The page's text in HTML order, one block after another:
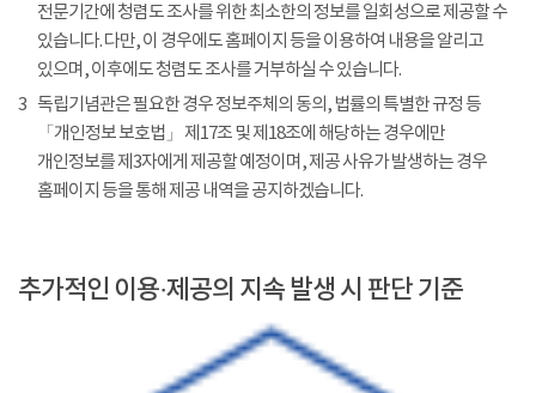
전문기간에 청렴도 조사를 위한 최소한의 정보를 일회성으로 제공할 수
있습니다. 다만, 이 경우에도 홈페이지 등을 이용하여 내용을 알리고
있으며, 이후에도 청렴도 조사를 거부하실 수 있습니다.
3 독립기념관은 필요한 경우 정보주체의 동의, 법률의 특별한 규정 등
「개인정보 보호법」 제17조 및 제18조에 해당하는 경우에만
개인정보를 제3자에게 제공할 예정이며, 제공 사유가 발생하는 경우
홈페이지 등을 통해 제공 내역을 공지하겠습니다.
추가적인 이용·제공의 지속 발생 시 판단 기준